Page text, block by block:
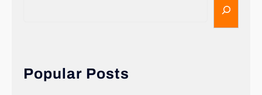
Popular Posts